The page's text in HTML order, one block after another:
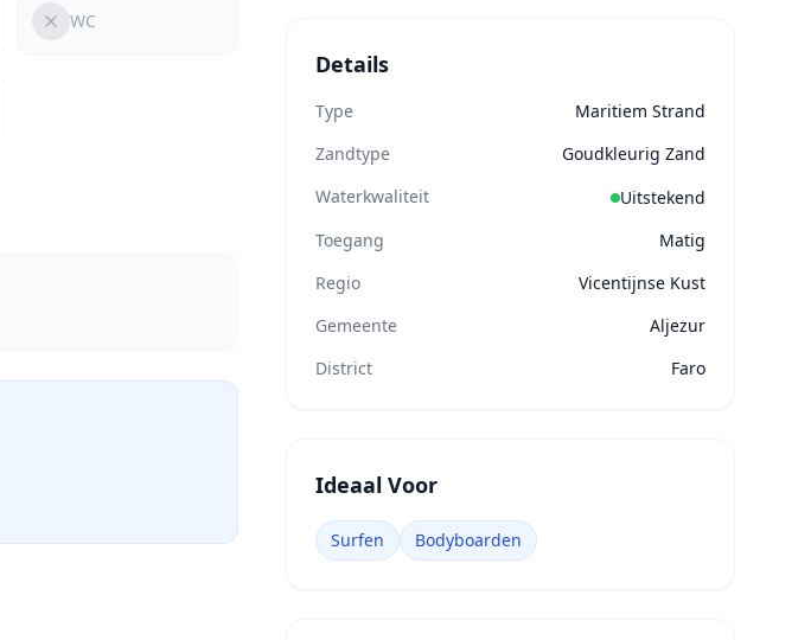
WC
Details
Type
Maritiem Strand
Zandtype
Goudkleurig Zand
Waterkwaliteit
Uitstekend
Toegang
Matig
Regio
Vicentijnse Kust
Gemeente
Aljezur
District
Faro
Ideaal Voor
Surfen Bodyboarden